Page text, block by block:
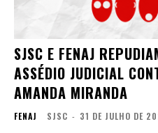
SJSC E FENAJ
ASSÉDIO JUDICIAL
AMANDA MIRANDA
FENAJ SJSC - 31 DE JULHO DE